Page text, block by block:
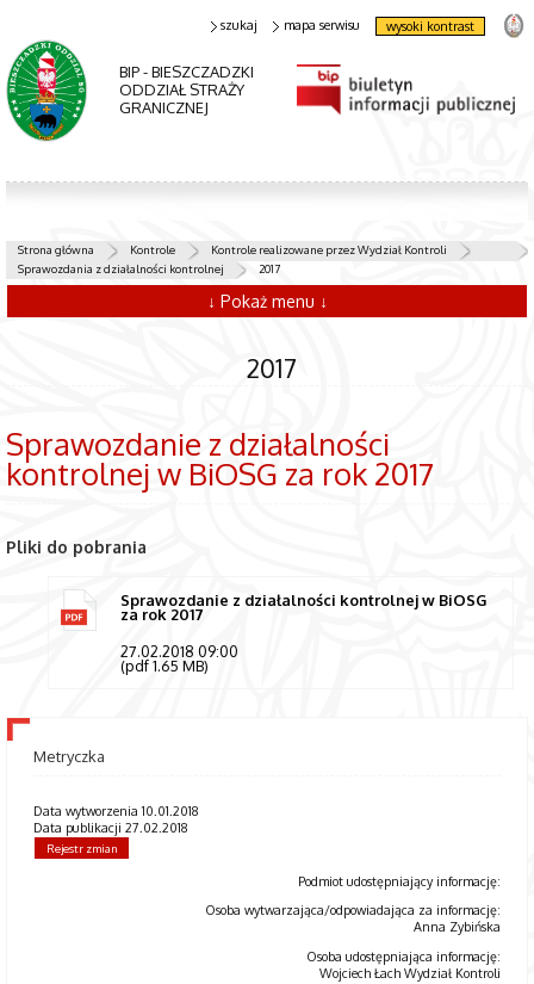
BIP - BIESZCZADZKI
ODDZIAŁ STRAŻY
GRANICZNEJ
szukaj mapa serwisu wysoki kontrast
Strona główna Kontrole
Kontrole realizowane przez Wydział Kontroli
Sprawozdania z działalności kontrolnej
2017
↓ Pokaż menu ↓
2017
Sprawozdanie z działalności
kontrolnej w BiOSG za rok 2017
Pliki do pobrania
Sprawozdanie z działalności kontrolnej w BiOSG
za rok 2017
27.02.2018 09:00
(pdf 1.65 MB)
Metryczka
Data wytworzenia 10.01.2018
Data publikacji 27.02.2018
Rejestr zmian
Podmiot udostępniający informację:
Osoba wytwarzająca/odpowiadająca za informację:
Anna Zybińska
Osoba udostępniająca informację:
Wojciech Łach Wydział Kontroli